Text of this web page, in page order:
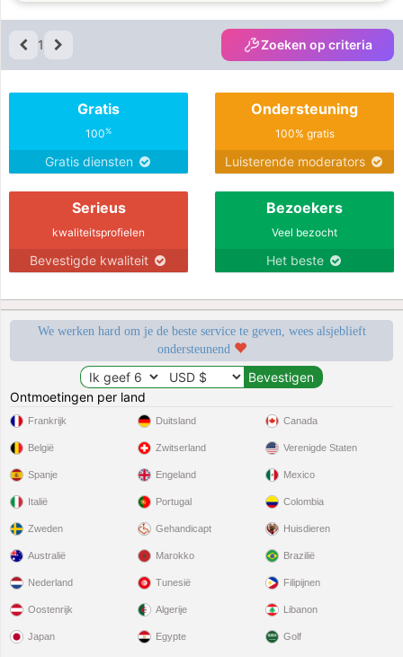
1 Zoeken op criteria
Gratis
100%
Gratis diensten
Ondersteuning
100% gratis
Luisterende moderators
Serieus
kwaliteitsprofielen
Bevestigde kwaliteit
Bezoekers
Veel bezocht
Het beste
We werken hard om je de beste service te geven, wees alsjeblieft
ondersteunend
Ontmoetingen per land
Frankrijk
België
Spanje
Italië
Zweden
Duitsland
Zwitserland
Engeland
Portugal
Gehandicapt
Canada
Verenigde Staten
Mexico
Colombia
Huisdieren
Australië
Nederland
Oostenrijk
Japan
Marokko
Tunesië
Algerije
Egypte
Brazilië
Filipijnen
Libanon
Golf